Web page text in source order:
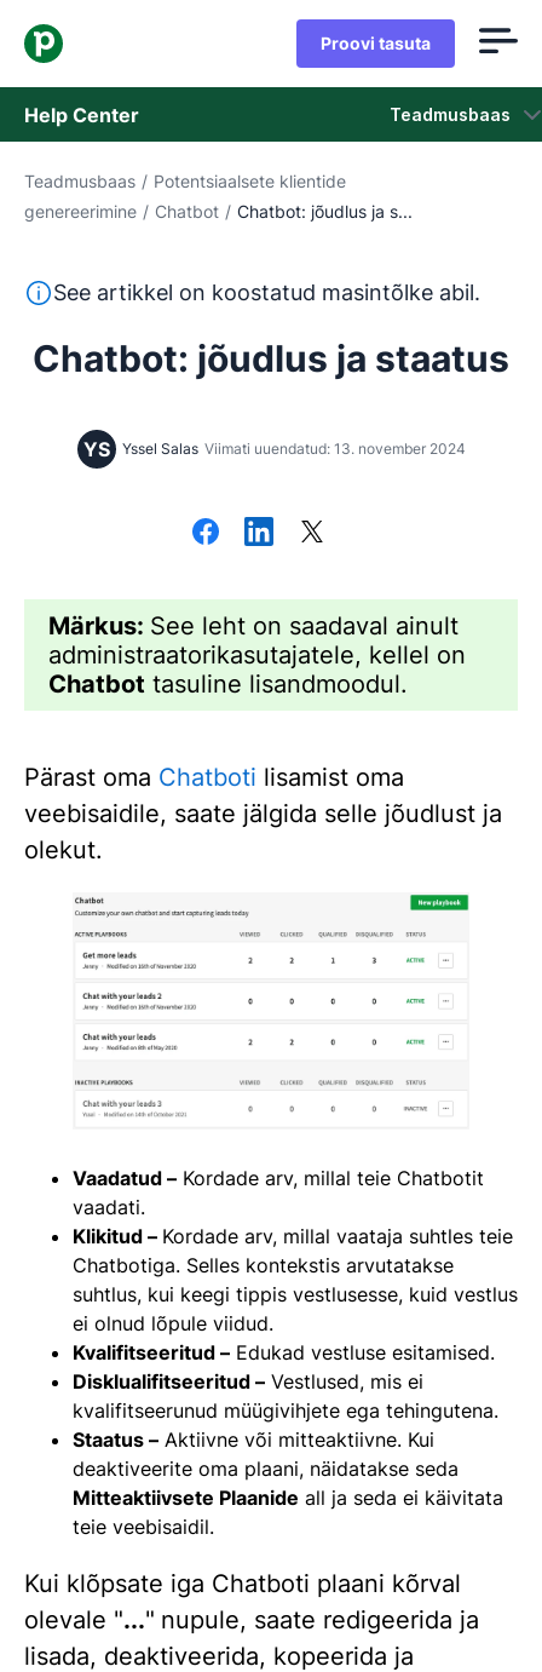
Proovi tasuta
Help Center Teadmusbaas
Teadmusbaas
Võta ühendust klienditoega
Teadmusbaas / Potentsiaalsete klientide
genereerimine / Chatbot / Chatbot: jõudlus ja s...
See tekst on tõlgitud inglise keelest
See artikkel on koostatud masintõlke abil.
Chatbot: jõudlus ja staatus
YS Yssel Salas Viimati uuendatud: 13. november 2024
Märkus: See leht on saadaval ainult
administraatorikasutajatele, kellel on
Chatbot tasuline lisandmoodul.
Pärast oma Chatboti lisamist oma
veebisaidile, saate jälgida selle jõudlust ja
olekut.
Vaadatud – Kordade arv, millal teie Chatbotit
vaadati.
Klikitud – Kordade arv, millal vaataja suhtles teie
Chatbotiga. Selles kontekstis arvutatakse
suhtlus, kui keegi tippis vestlusesse, kuid vestlus
ei olnud lõpule viidud.
Kvalifitseeritud – Edukad vestluse esitamised.
Disklualifitseeritud – Vestlused, mis ei
kvalifitseerunud müügivihjete ega tehingutena.
Staatus – Aktiivne või mitteaktiivne. Kui
deaktiveerite oma plaani, näidatakse seda
Mitteaktiivsete Plaanide all ja seda ei käivitata
teie veebisaidil.
Kui klõpsate iga Chatboti plaani kõrval
olevale "..." nupule, saate redigeerida ja
lisada, deaktiveerida, kopeerida ja